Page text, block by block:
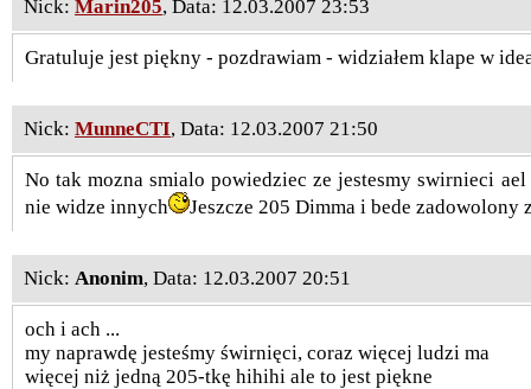
Nick: Marin205, Data: 12.03.2007 23:53
Gratuluje jest piękny - pozdrawiam - widziałem klape w
Nick: MunneCTI, Data: 12.03.2007 21:50
No tak mozna smialo powiedziec ze jestesmy swirnieci
nie widze innych
Jeszcze 205 Dimma i bede zadowolony
Nick: Anonim, Data: 12.03.2007 20:51
och i ach ...
my naprawdę jesteśmy świrnięci, coraz więcej ludzi ma
więcej niż jedną 205-tkę hihihi ale to jest piękne